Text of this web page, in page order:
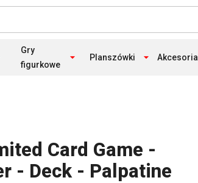
Gry
figurkowe
Planszówki Akcesoria
Card Game -
- Deck - Palpatine